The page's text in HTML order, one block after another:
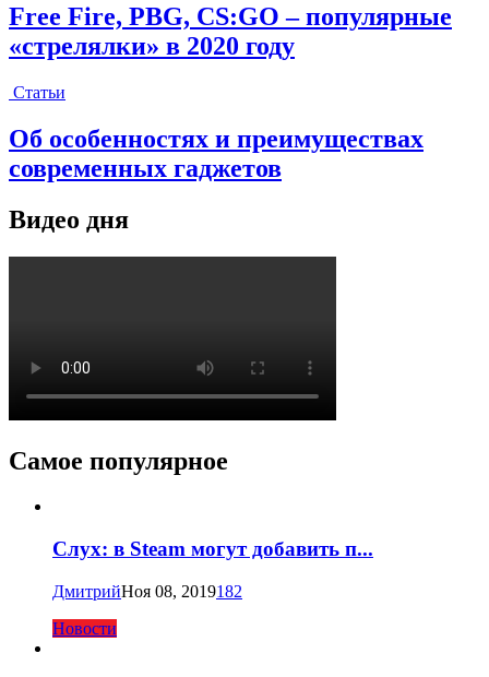
Free Fire, PBG, CS:GO – популярные
«стрелялки» в 2020 году
Статьи
Об особенностях и преимуществах
современных гаджетов
Видео дня
Самое популярное
Слух: в Steam могут добавить п...
ДмитрийНоя 08, 2019182
Новости